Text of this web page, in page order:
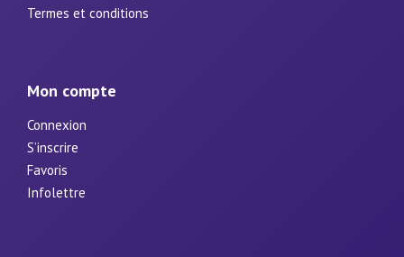
Termes et conditions
Mon compte
Connexion
S’inscrire
Favoris
Infolettre